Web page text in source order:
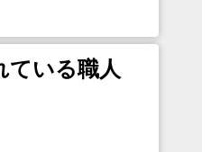
ている職人